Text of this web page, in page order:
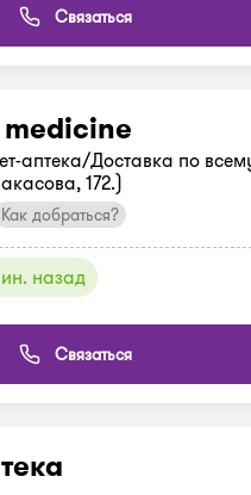
Связаться
аптека/Доставка по
172.)
Как добраться?
назад
Связаться